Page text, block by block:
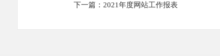
下一篇：2021年度网站工作报表